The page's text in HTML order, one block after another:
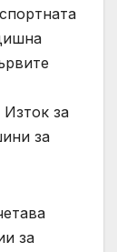
за
за
за